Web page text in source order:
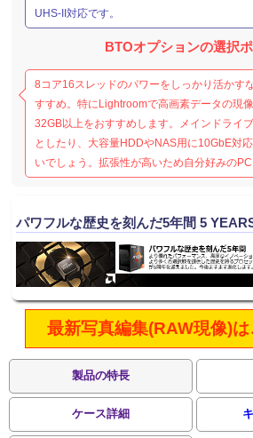
UHS-II対応です。
BTOオプションの選択
8コア16スレッドのパワーをしっかり活かす
すすめ。特にLightroomで高画素データの現
32GB以上をおすすめします。メインドライ
としたり、大容量HDDやNAS用に10GbE対
いでしょう。拡張性が高いため自分好みのPC
パワフルな歴史を刻んだ5年間 5
最新写真編集(RAW現像)は
製品の特長
ケース詳細